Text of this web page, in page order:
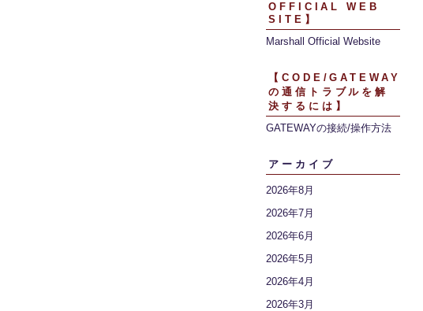
OFFICIAL WEB
SITE】
Marshall Official Website
【CODE/GATEWAY
の通信トラブルを解
決するには】
GATEWAYの接続/操作方法
アーカイブ
2026年8月
2026年7月
2026年6月
2026年5月
2026年4月
2026年3月